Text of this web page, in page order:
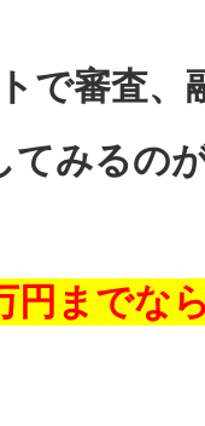
で審査、
てみるの
円までな